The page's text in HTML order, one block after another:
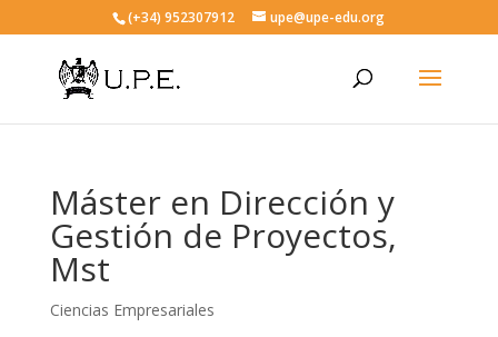
(+34) 952307912 upe@upe-edu.org
Máster en Dirección y
Gestión de Proyectos,
Mst
Ciencias Empresariales